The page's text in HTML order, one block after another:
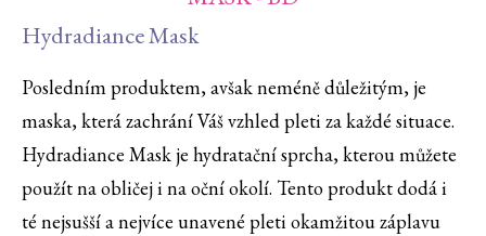
Hydradiance Mask
Posledním produktem, avšak neméně důležitým, je
maska, která zachrání Váš vzhled pleti za každé situace.
Hydradiance Mask je hydratační sprcha, kterou můžete
použít na obličej i na oční okolí. Tento produkt dodá i
té nejsušší a nejvíce unavené pleti okamžitou záplavu